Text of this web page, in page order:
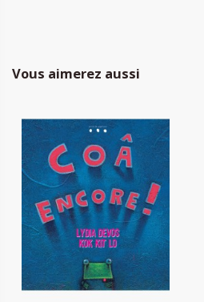
Vous aimerez aussi
Côa encore !
11,50 €